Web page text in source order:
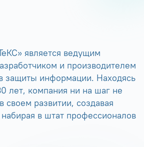
является ведущим
и производителем
защиты информации. Находясь
лет, компания ни на шаг не
своем развитии, создавая
в штат профессионалов